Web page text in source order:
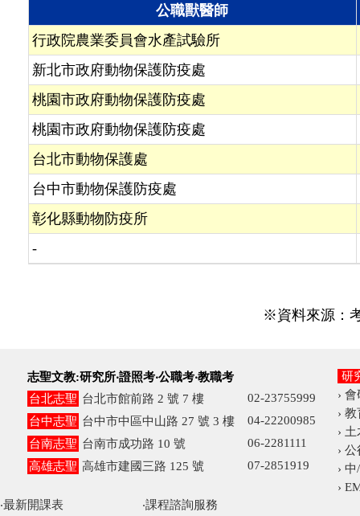
公職獸醫師
行政院農業委員會水產試驗所
新北市政府動物保護防疫處
桃園市政府動物保護防疫處
桃園市政府動物保護防疫處
台北市動物保護處
台中市動物保護防疫處
彰化縣動物防疫所
-
※資料來源：
志聖文教:研究所‧證照考‧公職考‧教職考
台北志聖 台北市館前路 2 號 7 樓
02-23755999
台中志聖 台中市中區中山路 27 號 3 樓
04-22200985
台南志聖 台南市成功路 10 號
06-2281111
高雄志聖 高雄市建國三路 125 號 07-2851919
‧最新開課表
‧課程諮詢服務
研
› 會
› 教
› 土
› 公
› 中
›